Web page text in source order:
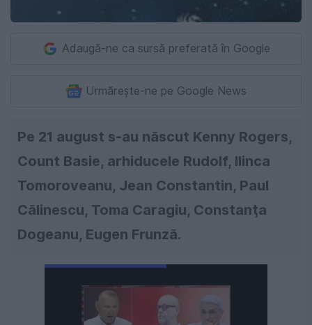
Adaugă-ne ca sursă preferată în Google
Urmărește-ne pe Google News
Pe 21 august s-au născut Kenny Rogers,
Count Basie, arhiducele Rudolf, Ilinca
Tomoroveanu, Jean Constantin, Paul
Călinescu, Toma Caragiu, Constanţa
Dogeanu, Eugen Frunză.